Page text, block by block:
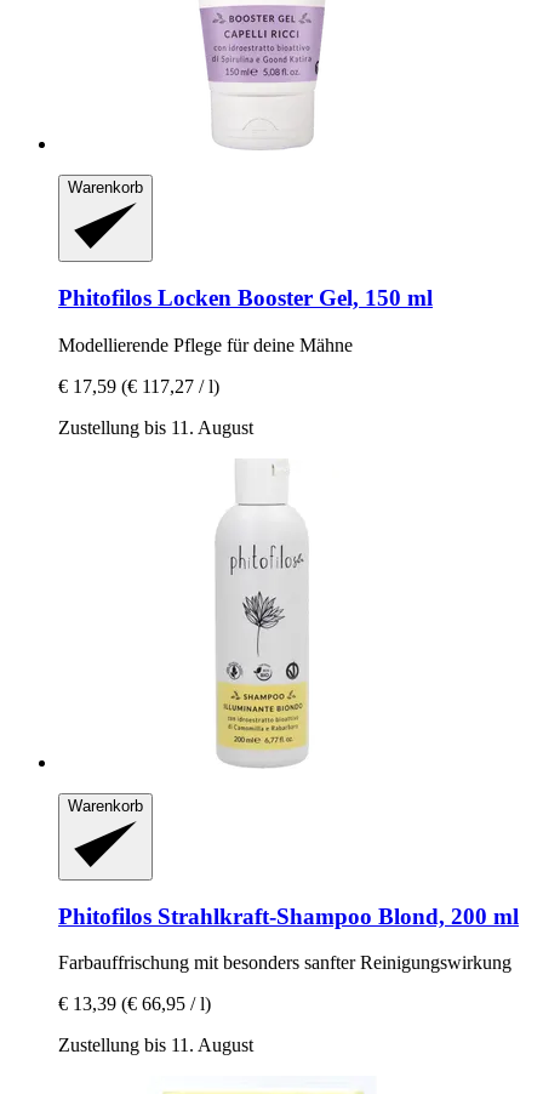
Warenkorb
Phitofilos Locken Booster Gel, 150 ml
Modellierende Pflege für deine Mähne
€ 17,59 (€ 117,27 / l)
Zustellung bis 11. August
Warenkorb
Phitofilos Strahlkraft-​Shampoo Blond, 200 ml
Farbauffrischung mit besonders sanfter Reinigungswirkung
€ 13,39 (€ 66,95 / l)
Zustellung bis 11. August